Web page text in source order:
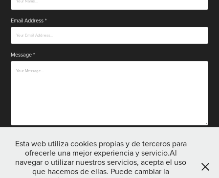
Email Address *
Message *
Submit
Esta web utiliza cookies propias y de terceros para
ofrecerle una mejor experiencia y servicio.Al
navegar o utilizar nuestros servicios, acepta el uso
que hacemos de ellas. Puede cambiar la